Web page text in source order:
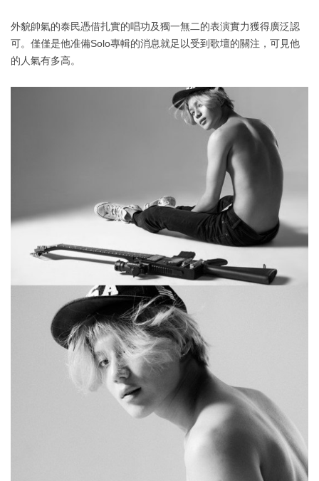
外貌帥氣的泰民憑借扎實的唱功及獨一無二的表演實力獲得廣泛認
可。僅僅是他准備Solo專輯的消息就足以受到歌壇的關注，可見他
的人氣有多高。